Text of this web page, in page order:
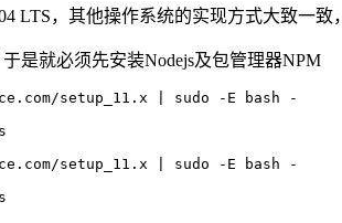
LTS，其他操作系统的实现方式大致一
是就必须先安装Nodejs及包管理器NPM
setup_11.x | sudo -E bash -
setup_11.x | sudo -E bash -